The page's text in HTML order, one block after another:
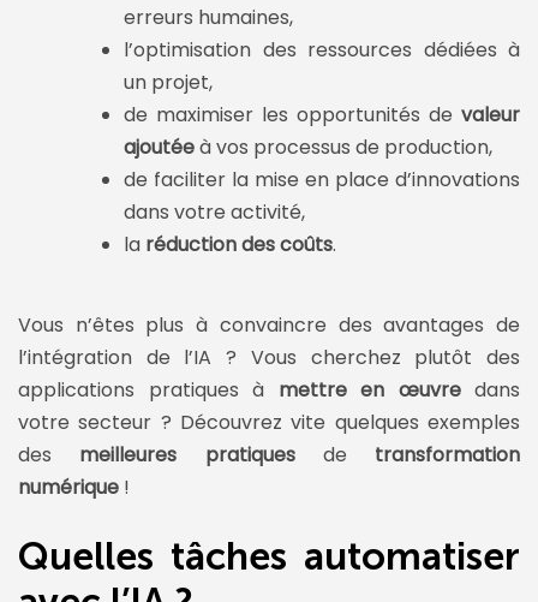
erreurs humaines,
l’optimisation des ressources dédiées à
un projet,
de maximiser les opportunités de valeur
ajoutéeà vos processus de production,
de faciliter la mise en place d’innovations
dans votre activité,
la réduction des coûts.
Vous n’êtes plus à convaincre des avantages de
l’intégration de l’IA ? Vous cherchez plutôt des
applications pratiques à mettre en œuvredans
votre secteur ? Découvrez vite quelques exemples
des meilleures pratiques de transformation
numérique !
Quelles tâches automatiser